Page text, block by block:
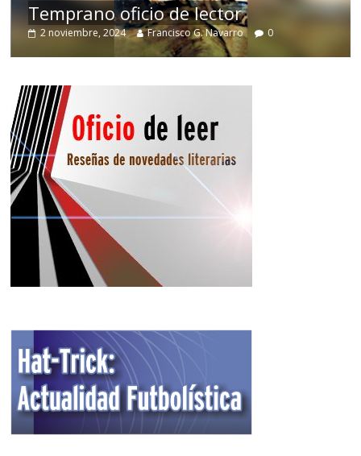
Temprano oficio de lector
2 noviembre, 2024 Francisco G. Navarro 0